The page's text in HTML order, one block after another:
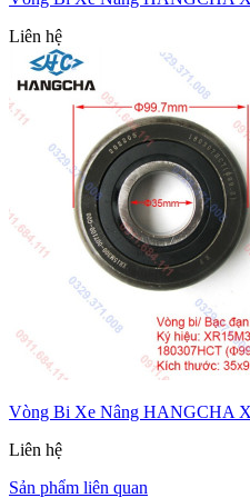
Liên hệ
Vòng Bi Xe Nâng HANGCHA
Liên hệ
Sản phẩm liên quan